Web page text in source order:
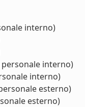
interno)
interno)
interno)
esterno)
esterno)